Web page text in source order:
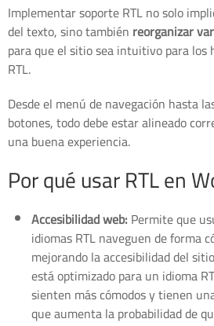
Implementar soporte RTL no solo
del texto, sino también reorganizar
para que el sitio sea intuitivo para los
RTL.
Desde el menú de navegación hasta
botones, todo debe estar alineado
una buena experiencia.
Por qué usar RTL en
Accesibilidad web: Permite que
idiomas RTL naveguen de forma
mejorando la accesibilidad del
está optimizado para un idioma
sienten más cómodos y tienen
que aumenta la probabilidad de